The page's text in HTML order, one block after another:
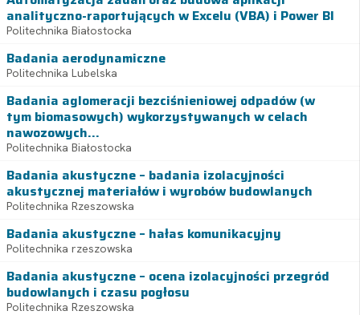
analityczno-raportujących w Excelu (VBA) i Power BI
Politechnika Białostocka
Badania aerodynamiczne
Politechnika Lubelska
Badania aglomeracji bezciśnieniowej odpadów (w
tym biomasowych) wykorzystywanych w celach
nawozowych...
Politechnika Białostocka
Badania akustyczne – badania izolacyjności
akustycznej materiałów i wyrobów budowlanych
Politechnika Rzeszowska
Badania akustyczne – hałas komunikacyjny
Politechnika rzeszowska
Badania akustyczne – ocena izolacyjności przegród
budowlanych i czasu pogłosu
Politechnika Rzeszowska